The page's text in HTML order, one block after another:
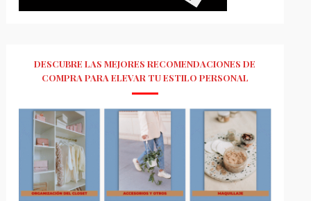
DESCUBRE LAS MEJORES RECOMENDACIONES DE
COMPRA PARA ELEVAR TU ESTILO PERSONAL